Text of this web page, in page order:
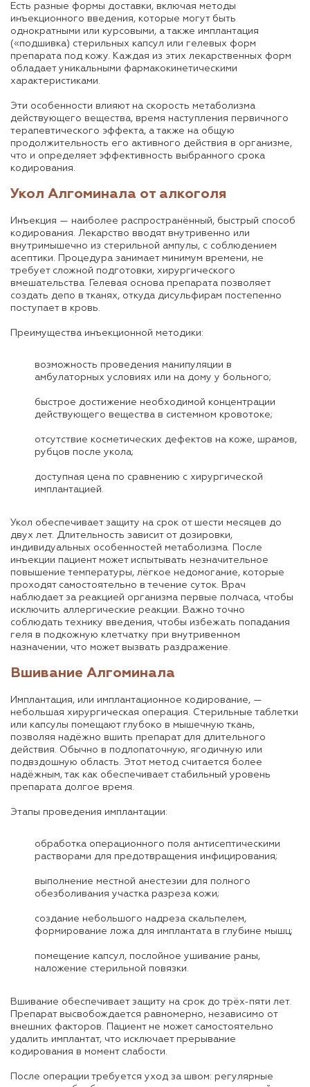
Есть разные формы доставки, включая методы
инъекционного введения, которые могут быть
однократными или курсовыми, а также имплантация
(«подшивка) стерильных капсул или гелевых форм
препарата под кожу. Каждая из этих лекарственных форм
обладает уникальными фармакокинетическими
характеристиками.
Эти особенности влияют на скорость метаболизма
действующего вещества, время наступления первичного
терапевтического эффекта, а также на общую
продолжительность его активного действия в организме,
что и определяет эффективность выбранного срока
кодирования.
Укол Алгоминала от алкоголя
Инъекция — наиболее распространённый, быстрый способ
кодирования. Лекарство вводят внутривенно или
внутримышечно из стерильной ампулы, с соблюдением
асептики. Процедура занимает минимум времени, не
требует сложной подготовки, хирургического
вмешательства. Гелевая основа препарата позволяет
создать депо в тканях, откуда дисульфирам постепенно
поступает в кровь.
Преимущества инъекционной методики:
возможность проведения манипуляции в
амбулаторных условиях или на дому у больного;
быстрое достижение необходимой концентрации
действующего вещества в системном кровотоке;
отсутствие косметических дефектов на коже, шрамов,
рубцов после укола;
доступная цена по сравнению с хирургической
имплантацией.
Укол обеспечивает защиту на срок от шести месяцев до
двух лет. Длительность зависит от дозировки,
индивидуальных особенностей метаболизма. После
инъекции пациент может испытывать незначительное
повышение температуры, лёгкое недомогание, которые
проходят самостоятельно в течение суток. Врач
наблюдает за реакцией организма первые полчаса, чтобы
исключить аллергические реакции. Важно точно
соблюдать технику введения, чтобы избежать попадания
геля в подкожную клетчатку при внутривенном
назначении, что может вызвать раздражение.
Вшивание Алгоминала
Имплантация, или имплантационное кодирование, —
небольшая хирургическая операция. Стерильные таблетки
или капсулы помещают глубоко в мышечную ткань,
позволяя надёжно вшить препарат для длительного
действия. Обычно в подлопаточную, ягодичную или
подвздошную область. Этот метод считается более
надёжным, так как обеспечивает стабильный уровень
препарата долгое время.
Этапы проведения имплантации:
обработка операционного поля антисептическими
растворами для предотвращения инфицирования;
выполнение местной анестезии для полного
обезболивания участка разреза кожи;
создание небольшого надреза скальпелем,
формирование ложа для имплантата в глубине мышц;
помещение капсул, послойное ушивание раны,
наложение стерильной повязки.
Вшивание обеспечивает защиту на срок до трёх-пяти лет.
Препарат высвобождается равномерно, независимо от
внешних факторов. Пациент не может самостоятельно
удалить имплантат, что исключает прерывание
кодирования в момент слабости.
После операции требуется уход за швом: регулярные